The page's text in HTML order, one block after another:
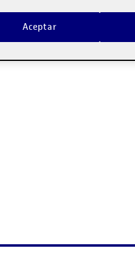
No hay comentarios.
Aceptar